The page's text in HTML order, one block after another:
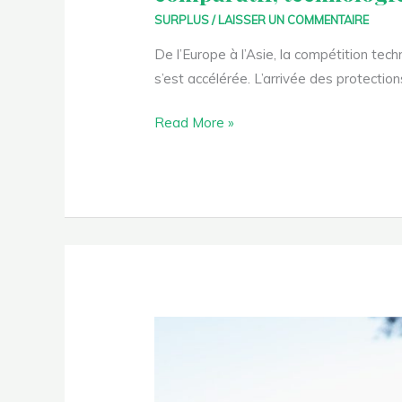
SURPLUS/LAISSER UN COMMENTAIRE
De l’Europe à l’Asie, la compétition
s’est accélérée. L’arrivée des
Read More »